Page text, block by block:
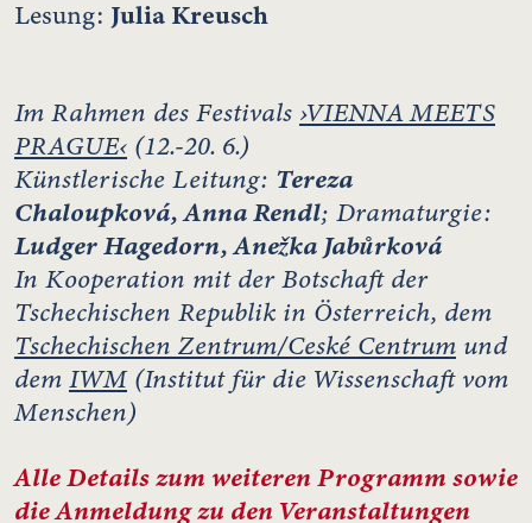
Lesung: Julia Kreusch
Im Rahmen des Festivals ›VIENNA MEETS
PRAGUE‹ (12.-20. 6.)
Künstlerische Leitung: Tereza
Chaloupková, Anna Rendl; Dramaturgie:
Ludger Hagedorn, Anežka Jabůrková
In Kooperation mit der Botschaft der
Tschechischen Republik in Österreich, dem
Tschechischen Zentrum/Ceské Centrum und
demIWM(Institut für die Wissenschaft vom
Menschen)
Alle Details zum weiteren Programm sowie
die Anmeldung zu den Veranstaltungen